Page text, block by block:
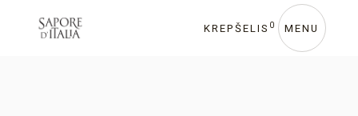
content
KREPŠELIS 0 MENU